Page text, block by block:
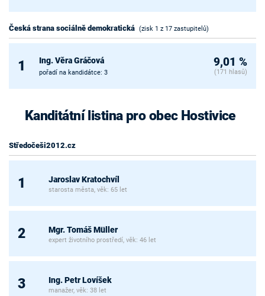
Česká strana sociálně demokratická (zisk 1 z 17 zastupitelů)
1 Ing. Věra Gráčová
pořadí na kandidátce: 3
9,01 %
(171 hlasů)
Kanditátní listina pro obec Hostivice
Středočeši2012.cz
1 Jaroslav Kratochvíl
starosta města, věk: 65 let
2 Mgr. Tomáš Müller
expert životního prostředí, věk: 46 let
3 Ing. Petr Lovíšek
manažer, věk: 38 let